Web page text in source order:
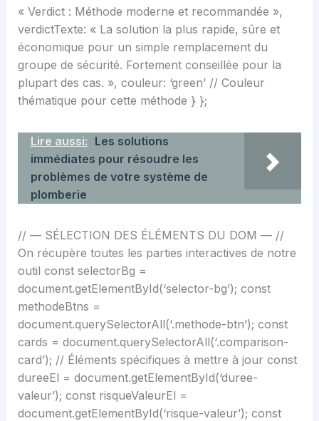
« Verdict : Méthode moderne et recommandée »,
verdictTexte: « La solution la plus rapide, sûre et
économique pour un simple remplacement du
groupe de sécurité. Fortement conseillée pour la
plupart des cas. », couleur: ‘green’ // Couleur
thématique pour cette méthode } };
Lire aussi: Les solutions
immédiates pour résoudre les
problèmes de votre système de
plomberie
// — SÉLECTION DES ÉLÉMENTS DU DOM — //
On récupère toutes les parties interactives de notre
outil const selectorBg =
document.getElementById(‘selector-bg’); const
methodeBtns =
document.querySelectorAll(‘.methode-btn’); const
cards = document.querySelectorAll(‘.comparison-
card’); // Éléments spécifiques à mettre à jour const
dureeEl = document.getElementById(‘duree-
valeur’); const risqueValeurEl =
document.getElementById(‘risque-valeur’); const